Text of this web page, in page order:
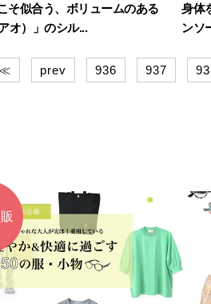
そ似合う、ボリュームのある
オ）」のシル...
身体
ンソ
≪ prev 936 937